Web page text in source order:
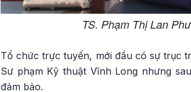
TS. Phạm Thị Lan
Tổ chức trực tuyến, mới đầu có sự trục
Sư phạm Kỹ thuật Vĩnh Long nhưng
đảm bảo.